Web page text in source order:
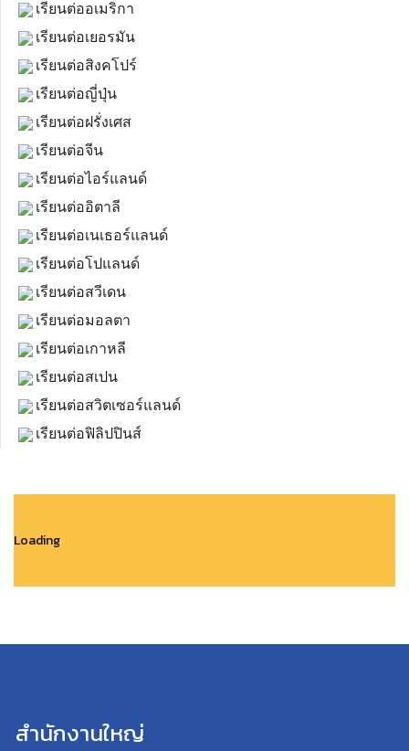
เรียนต่ออเมริกา
เรียนต่อเยอรมัน
เรียนต่อสิงคโปร์
เรียนต่อญี่ปุ่น
เรียนต่อฝรั่งเศส
เรียนต่อจีน
เรียนต่อไอร์แลนด์
เรียนต่ออิตาลี
เรียนต่อเนเธอร์แลนด์
เรียนต่อโปแลนด์
เรียนต่อสวีเดน
เรียนต่อมอลตา
เรียนต่อเกาหลี
เรียนต่อสเปน
เรียนต่อสวิตเซอร์แลนด์
เรียนต่อฟิลิปปินส์
Loading
สำนักงานใหญ่